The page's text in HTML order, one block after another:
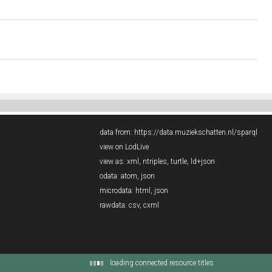
data from: https://data.muziekschatten.nl/sparql
view on LodLive
view as: xml , ntriples, turtle, ld+json
odata: atom, json
microdata: html , json
rawdata: csv, cxml